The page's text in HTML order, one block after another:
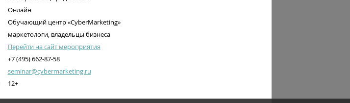
Онлайн
Обучающий центр «CyberMarketing»
маркетологи, владельцы бизнеса
Перейти на сайт мероприятия
+7 (495) 662-87-58
seminar@cybermarketing.ru
12+